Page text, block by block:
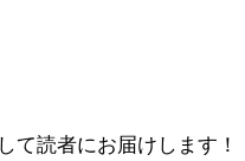
て読者にお届けします！